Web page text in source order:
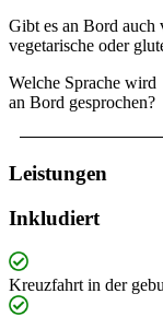
Gibt es an Bord auch
vegetarische oder
Welche Sprache wird
an Bord gesprochen?
Leistungen
Inkludiert
Kreuzfahrt in der